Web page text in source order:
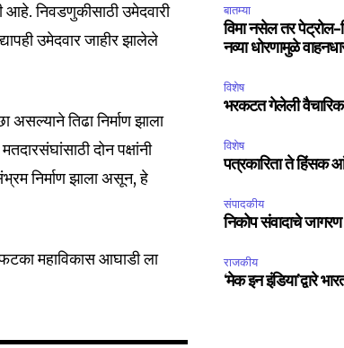
SUBSCRIBE
Privacy Policy
75
आहे. निवडणुकीसाठी उमेदवारी
उमेदवार जाहीर झालेले
तिढा निर्माण झाला
दोन पक्षांनी
निर्माण झाला असून, हे
महाविकास आघाडी ला
बातम्या
विमा नसेल तर पेट्रोल-
नव्या धोरणामुळे
विशेष
भरकटत गेलेली
विशेष
पत्रकारिता ते हिंसक
संपादकीय
निकोप संवादाचे जागरण
राजकीय
‘मेक इन इंडिया’द्वारे